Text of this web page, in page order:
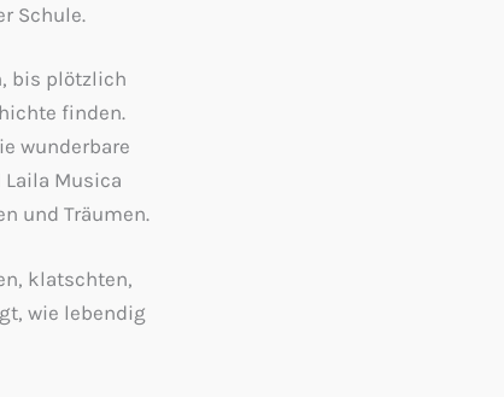
Schule.
bis plötzlich
finden.
wunderbare
Musica
und Träumen.
klatschten,
wie lebendig